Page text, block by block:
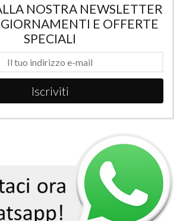
NOSTRA NEWSLETTER
E OFFERTE
SPECIALI
Iscriviti